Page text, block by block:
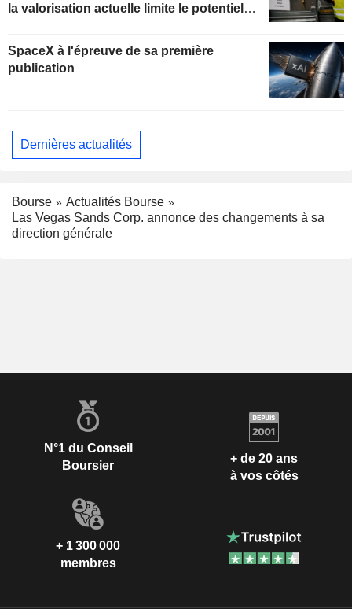
la valorisation actuelle limite le potentiel
SpaceX à l'épreuve de sa première
publication
Dernières actualités
Bourse
Actualités Bourse
Las Vegas Sands Corp. annonce des changements à sa
direction générale
N°1 du Conseil
Boursier
+ de 20 ans
à vos côtés
+ 1 300 000
membres